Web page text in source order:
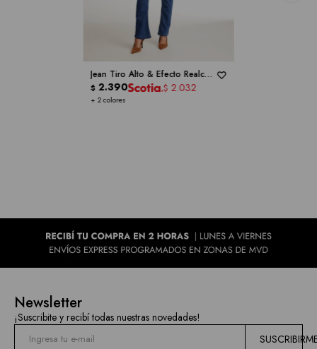
Jean Tiro Alto & Efecto Realce -
ONE 5 ONE
+ 2 colores
$ 2.390 $ 2.032
Newsletter
¡Suscribite y recibí todas nuestras novedades!